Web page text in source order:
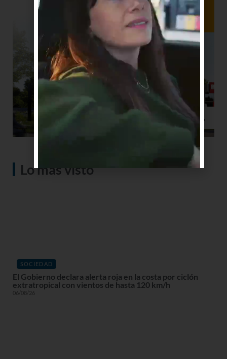
Lo más visto
SOCIEDAD
El Gobierno declara alerta roja en la costa por ciclón
extratropical con vientos de hasta 120 km/h
06/08/26